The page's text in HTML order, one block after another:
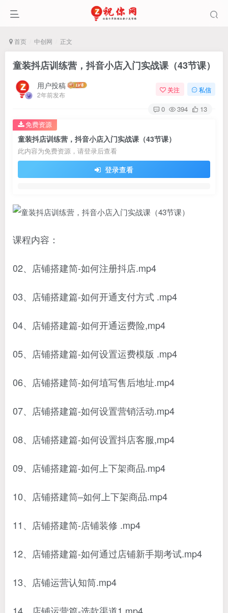
首页 中创网 正文
童装抖店训练营，抖音小店入门实战课（43节课）
用户投稿
2年前发布
关注 私信
0 394 13
童装抖店训练营，抖音小店入门实战课（43节课）
此内容为免费资源，请登录后查看
登录查看
免费资源
课程内容：
02、店铺搭建简-如何注册抖店.mp4
03、店铺搭建篇-如何开通支付方式 .mp4
04、店铺搭建篇-如何开通运费险,mp4
05、店铺搭建篇-如何设置运费模版 .mp4
06、店铺搭建筒-如何埴写售后地址.mp4
07、店铺搭建篇-如何设置营销活动.mp4
08、店铺搭建篇-如何设置抖店客服,mp4
09、店铺搭建篇-如何上下架商品.mp4
10、店铺搭建筒–如何上下架商品.mp4
11、店铺搭建简-店铺装修 .mp4
12、店铺搭建篇-如何通过店铺新手期考试.mp4
13、店铺运营认知筒.mp4